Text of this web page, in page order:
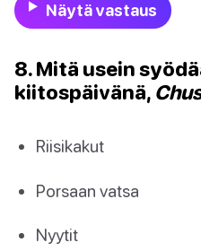
Näytä vastaus
8. Mitä usein
kiitospäivänä,
Riisikakut
Porsaan vatsa
Nyytit